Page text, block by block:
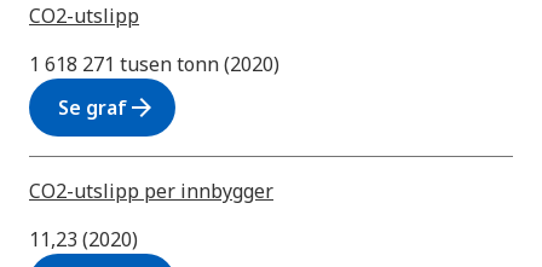
CO2-utslipp
1 618 271 tusen tonn (2020)
Se grafarrow_forward
CO2-utslipp per innbygger
11,23 (2020)